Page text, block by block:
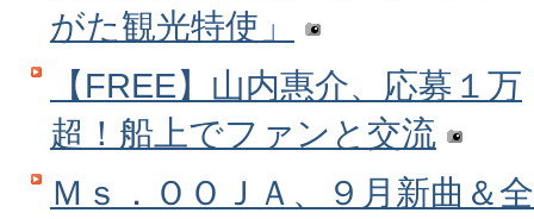
がた観光特使」
【FREE】山内惠介、応募１万
超！船上でファンと交流
Ｍｓ．ＯＯＪＡ、９月新曲＆全